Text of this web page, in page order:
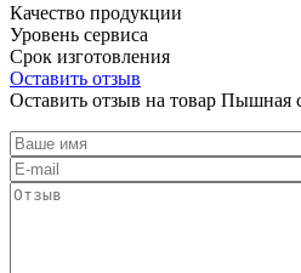
Качество продукции
Уровень сервиса
Срок изготовления
Оставить отзыв
Оставить отзыв на товар Пышная